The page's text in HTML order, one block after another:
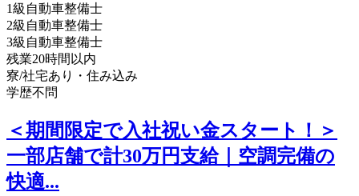
1級自動車整備士
2級自動車整備士
3級自動車整備士
残業20時間以内
寮/社宅あり・住み込み
学歴不問
＜期間限定で入社祝い金スタート！＞
一部店舗で計30万円支給｜空調完備の
快適...